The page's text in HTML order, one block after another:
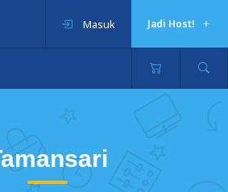
Jadi Host!
Masuk